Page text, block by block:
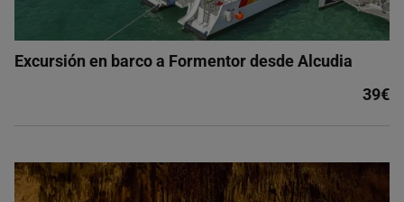
Excursión en barco a Formentor desde Alcudia
39€